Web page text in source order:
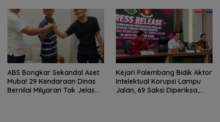
ABS Bongkar Sekandal Aset
Muba! 29 Kendaraan Dinas
Bernilai Milyaran Tak Jelas
Kejari Palembang Bidik Aktor
Intelektual Korupsi Lampu
Jalan, 69 Saksi Diperiksa,